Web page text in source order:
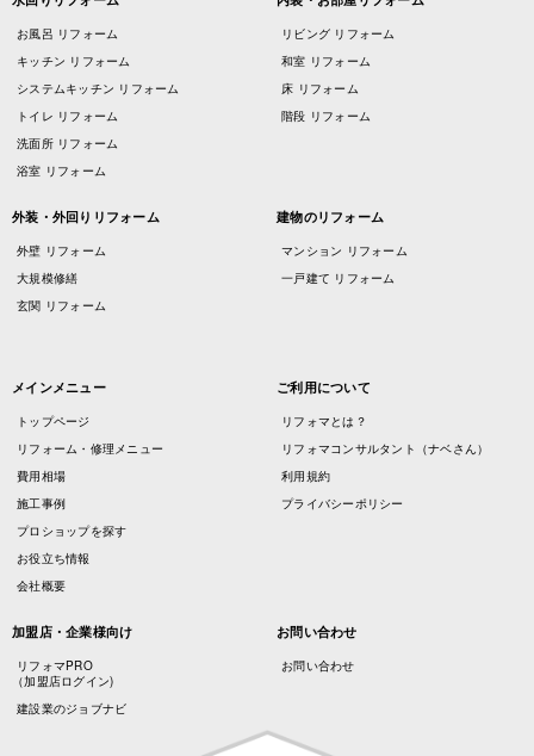
お風呂 リフォーム
キッチン リフォーム
システムキッチン リフォーム
トイレ リフォーム
洗面所 リフォーム
浴室 リフォーム
リビング リフォーム
和室 リフォーム
床 リフォーム
階段 リフォーム
外装・外回りリフォーム
外壁 リフォーム
大規模修繕
玄関 リフォーム
建物のリフォーム
マンション リフォーム
一戸建て リフォーム
メインメニュー
トップページ
リフォーム・修理メニュー
費用相場
施工事例
プロショップを探す
お役立ち情報
会社概要
ご利用について
リフォマとは？
リフォマコンサルタント（ナベさん）
利用規約
プライバシーポリシー
加盟店・企業様向け
リフォマPRO
（加盟店ログイン)
建設業のジョブナビ
お問い合わせ
お問い合わせ